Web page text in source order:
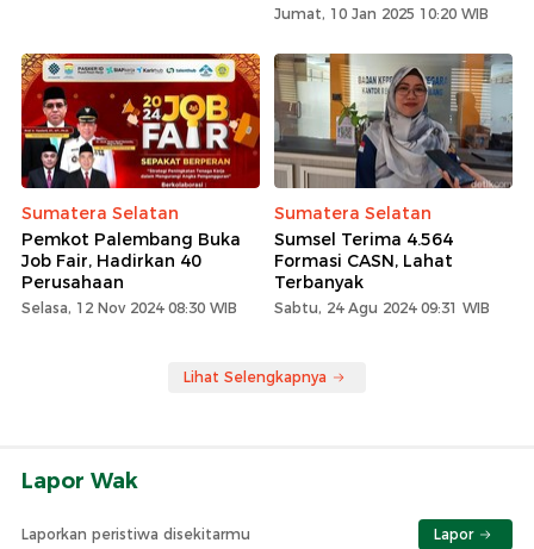
Jumat, 10 Jan 2025 10:20 WIB
Sumatera Selatan
Pemkot Palembang Buka
Job Fair, Hadirkan 40
Perusahaan
Selasa, 12 Nov 2024 08:30 WIB
Sumatera Selatan
Sumsel Terima 4.564
Formasi CASN, Lahat
Terbanyak
Sabtu, 24 Agu 2024 09:31 WIB
Lihat Selengkapnya
Lapor Wak
Laporkan peristiwa disekitarmu Lapor